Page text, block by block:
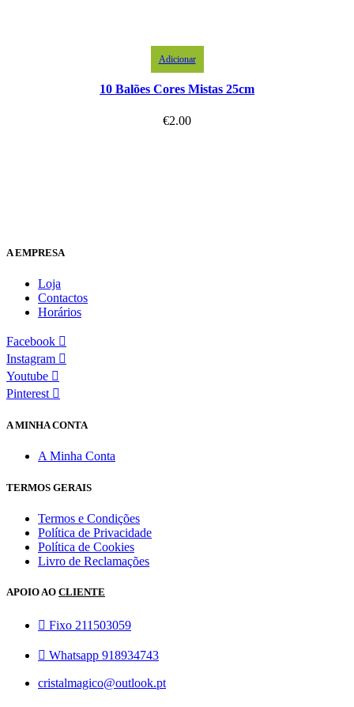
Adicionar
10 Balões Cores Mistas 25cm
€2.00
A EMPRESA
Loja
Contactos
Horários
Facebook
Instagram
Youtube
Pinterest
A MINHA CONTA
A Minha Conta
TERMOS GERAIS
Termos e Condições
Política de Privacidade
Política de Cookies
Livro de Reclamações
APOIO AO CLIENTE
Fixo 211503059
Whatsapp 918934743
cristalmagico@outlook.pt